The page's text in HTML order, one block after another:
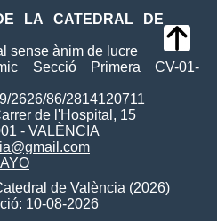
LA CATEDRAL DE
sense ànim de lucre
Secció Primera CV-01-
2626/86/2814120711
de l'Hospital, 15
- VALÈNCIA
de València (2026)
10-08-2026